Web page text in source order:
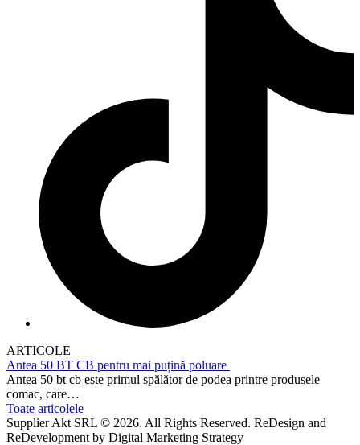
ARTICOLE
Antea 50 BT CB pentru mai puțină poluare
Antea 50 bt cb este primul spălător de podea printre produsele
comac, care…
Toate articolele
Supplier Akt SRL © 2026. All Rights Reserved. ReDesign and
ReDevelopment by Digital Marketing Strategy